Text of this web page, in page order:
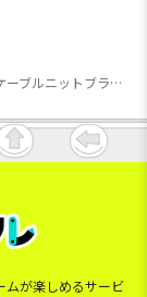
【Cアイボリー】Simpleケーブルニットブランケット
ムが楽しめるサービ